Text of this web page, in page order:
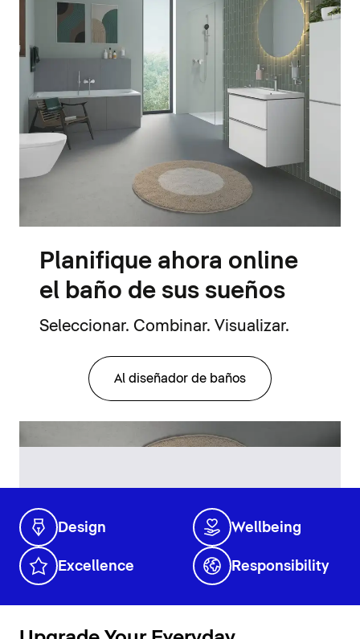
Planifique ahora online
el baño de sus sueños
Seleccionar. Combinar. Visualizar.
Al diseñador de baños
Design Wellbeing
Excellence Responsibility